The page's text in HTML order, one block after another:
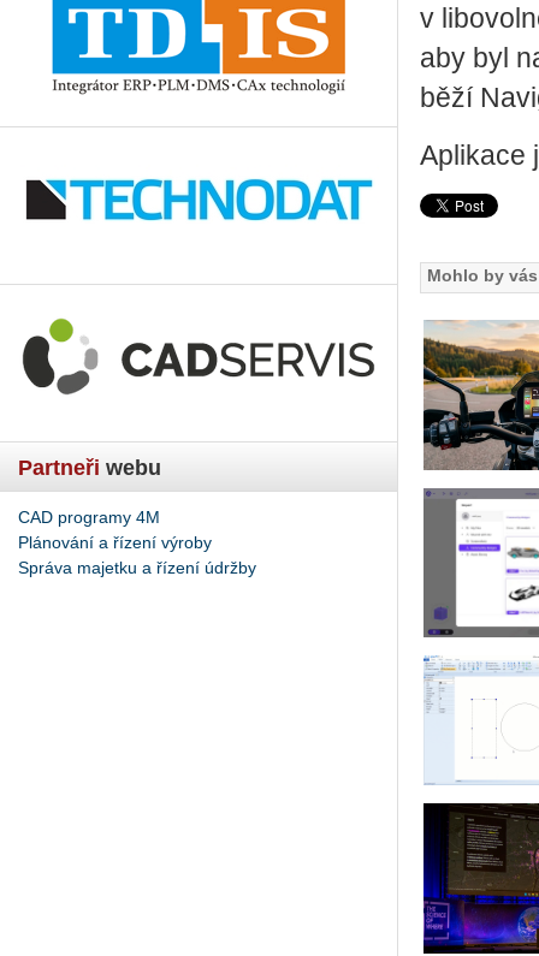
Partneři webu
CAD programy 4M
Plánování a řízení výroby
Správa majetku a řízení údržby
v
aby byl
běží
Aplikace
Mohlo by